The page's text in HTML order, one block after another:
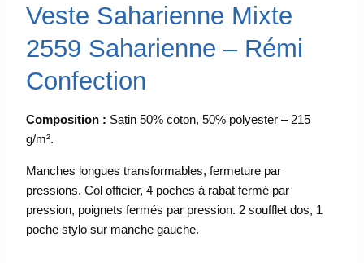
Veste Saharienne Mixte
2559 Saharienne – Rémi
Confection
Composition : Satin 50% coton, 50% polyester – 215
g/m².
Manches longues transformables, fermeture par
pressions. Col officier, 4 poches à rabat fermé par
pression, poignets fermés par pression. 2 soufflet dos, 1
poche stylo sur manche gauche.